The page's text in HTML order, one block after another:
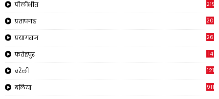
पीलीभीत 2195
प्रतापगढ
प्रयागराज 269
फतेहपुर 14
बरेली 121
बलिया 911